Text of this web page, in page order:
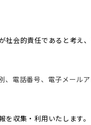
会的責任であると考え
電話番号、電子メール
収集・利用いたします。